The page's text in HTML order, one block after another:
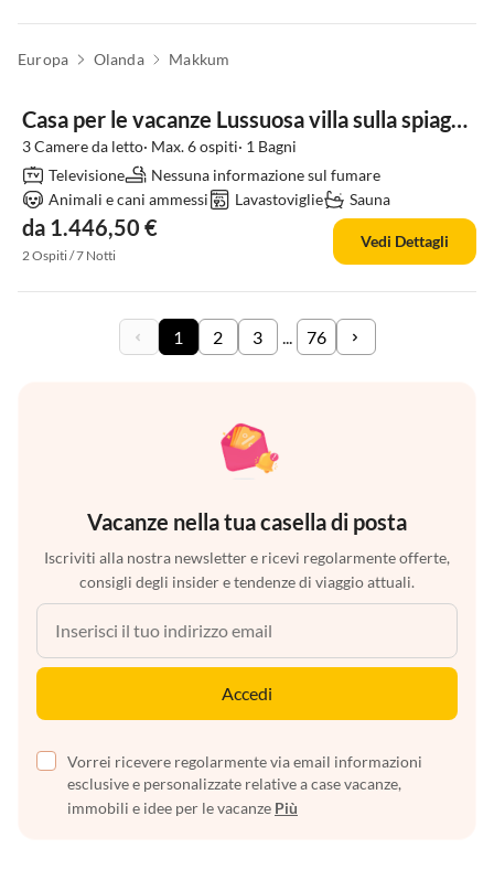
Europa Olanda Makkum
Casa per le vacanze Lussuosa villa sulla spiaggia a Makkum per 6
3 Camere da letto· Max. 6 ospiti· 1 Bagni
Televisione
Nessuna informazione sul fumare
Animali e cani ammessi
Lavastoviglie Sauna
da 1.446,50 €
2 Ospiti / 7 Notti
Vedi Dettagli
1 2 3 ... 76
Vacanze nella tua casella di posta
Iscriviti alla nostra newsletter e ricevi regolarmente offerte,
consigli degli insider e tendenze di viaggio attuali.
Accedi
Vorrei ricevere regolarmente via email informazioni
esclusive e personalizzate relative a case vacanze,
immobili e idee per le vacanze Più